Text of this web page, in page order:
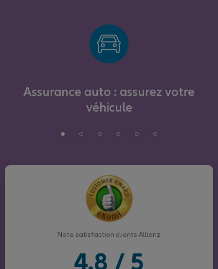
Assurance auto : assurez votre
véhicule
Note satisfaction clients Allianz
4.8 / 5